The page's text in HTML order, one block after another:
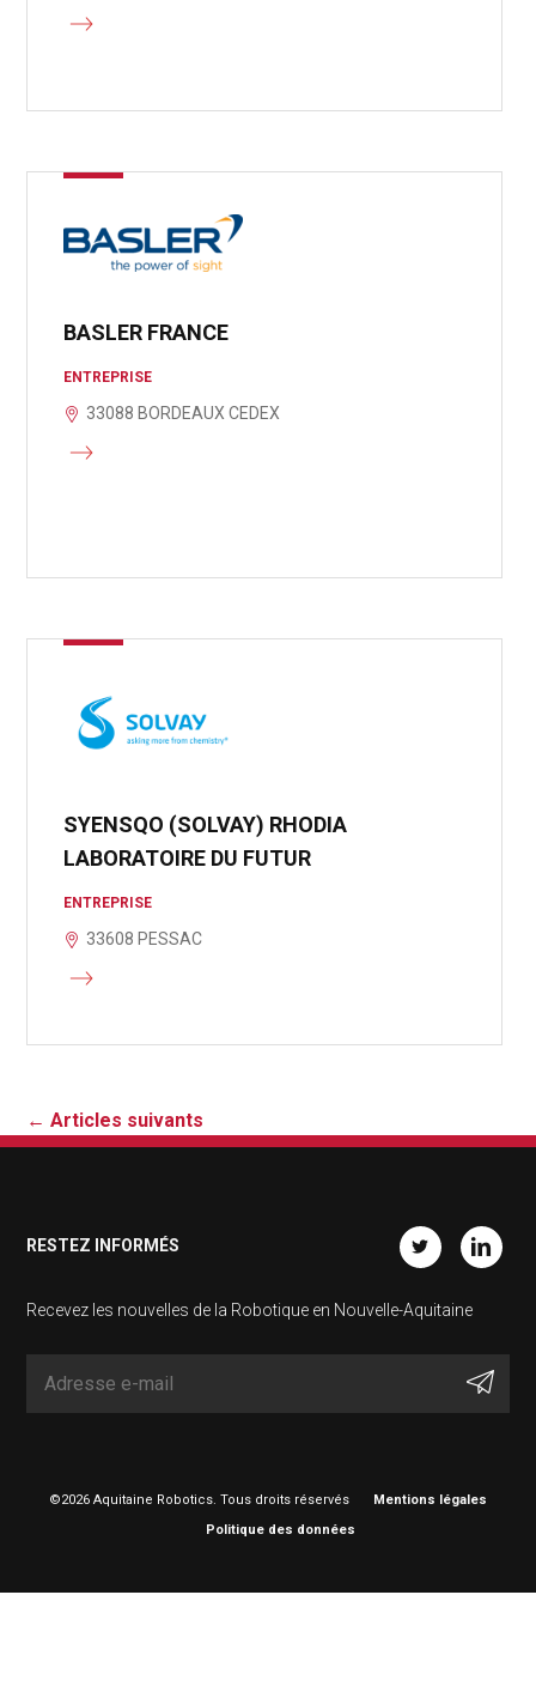
BASLER FRANCE
ENTREPRISE
33088 BORDEAUX CEDEX
SYENSQO (SOLVAY) RHODIA
LABORATOIRE DU FUTUR
ENTREPRISE
33608 PESSAC
← Articles suivants
RESTEZ INFORMÉS
Recevez les nouvelles de la Robotique en Nouvelle-Aquitaine
©2026 Aquitaine Robotics. Tous droits réservés
Mentions légales
Politique des données